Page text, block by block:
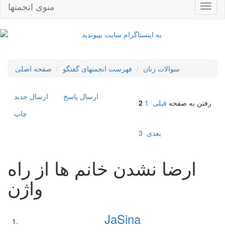
منوی انجمنها
صفحه اصلی فهرست انجمنهای گفتگو سوالات زنان
ارسال جديد
ارسال پاسخ
چاپ
رفتن به صفحه قبلی 1
2
3 بعدی
ارضا نشدن خانم ها از راه
واژن
JaSina